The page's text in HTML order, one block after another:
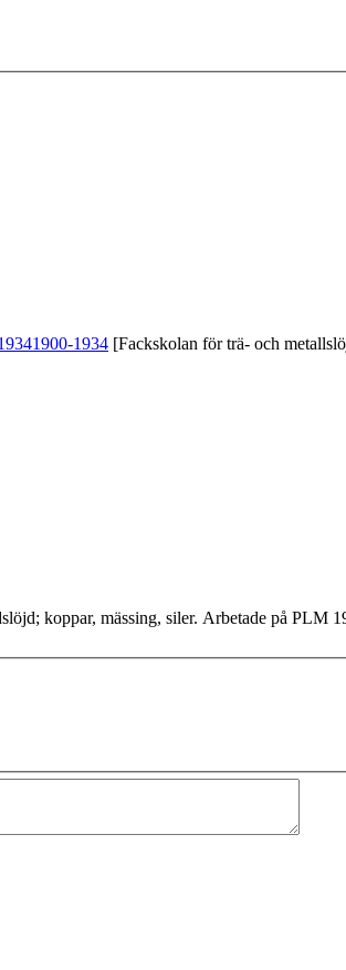
1900-1934 [Fackskolan för trä- och
koppar, mässing, siler. Arbetade på PLM